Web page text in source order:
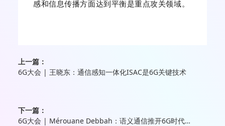
感和信息传播方面达到平衡是重点攻关领域。
上一篇：
6G大会 | 王晓东：通信感知一体化ISAC是6G关键技术
下一篇：
6G大会 | Mérouane Debbah：语义通信推开6G时代大门